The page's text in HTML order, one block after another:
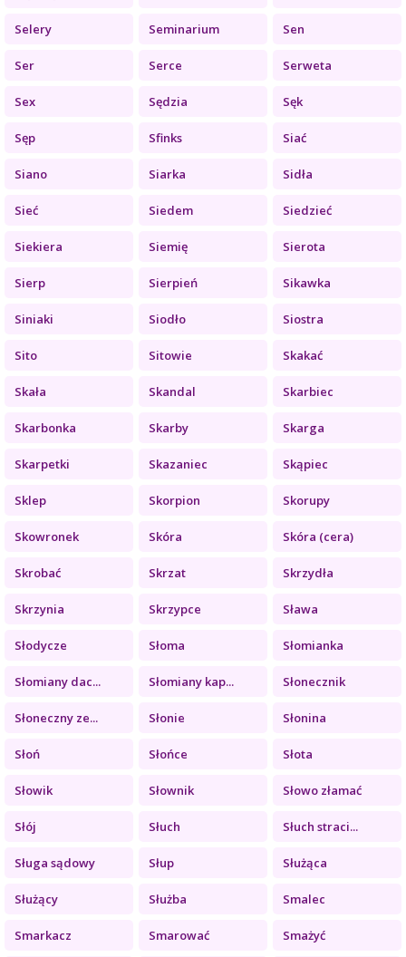
Selery Seminarium Sen
Ser Serce Serweta
Sex Sędzia Sęk
Sęp Sfinks Siać
Siano Siarka Sidła
Sieć Siedem Siedzieć
Siekiera Siemię Sierota
Sierp Sierpień Sikawka
Siniaki Siodło Siostra
Sito Sitowie Skakać
Skała Skandal Skarbiec
Skarbonka Skarby Skarga
Skarpetki Skazaniec Skąpiec
Sklep Skorpion Skorupy
Skowronek Skóra Skóra (cera)
Skrobać Skrzat Skrzydła
Skrzynia Skrzypce Sława
Słodycze Słoma Słomianka
Słomiany dac... Słomiany kap... Słonecznik
Słoneczny ze... Słonie Słonina
Słoń Słońce Słota
Słowik Słownik Słowo złamać
Słój Słuch Słuch straci...
Sługa sądowy Słup Służąca
Służący Służba Smalec
Smarkacz Smarować Smażyć